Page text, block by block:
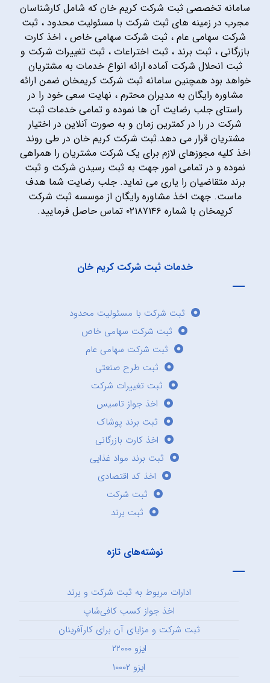
سامانه تخصصی ثبت شرکت کریم خان که شامل کارشناسان
مجرب در زمینه های ثبت شرکت با مسئولیت محدود ، ثبت
شرکت سهامی عام ، ثبت شرکت سهامی خاص ، اخذ کارت
بازرگانی ، ثبت برند ، ثبت اختراعات ، ثبت تغییرات شرکت و
ثبت انحلال شرکت آماده ارائه انواع خدمات به مشتریان
خواهد بود همچنین سامانه ثبت شرکت کریمخان ضمن ارائه
مشاوره رایگان به مدیران محترم ، نهایت سعی خود را در
راستای جلب رضایت آن ها نموده و تمامی خدمات ثبت
شرکت در را در کمترین زمان و به صورت آنلاین در اختیار
مشتریان قرار می دهد.ثبت شرکت کریم خان در طی روند
اخذ کلیه مجوزهای لازم برای یک شرکت مشتریان را همراهی
نموده و در تمامی امور جهت به ثبت رسیدن شرکت و ثبت
برند متقاضیان را یاری می نماید. جلب رضایت شما هدف
ماست. جهت اخذ مشاوره رایگان از موسسه ثبت شرکت
کریمخان با شماره ۰۲۱۸۷۱۴۶ تماس حاصل فرمایید.
خدمات ثبت شرکت کریم خان
ثبت شرکت با مسئولیت محدود
ثبت شرکت سهامی خاص
ثبت شرکت سهامی عام
ثبت طرح صنعتی
ثبت تغییرات شرکت
اخذ جواز تاسیس
ثبت برند پوشاک
اخذ کارت بازرگانی
ثبت برند مواد غذایی
اخذ کد اقتصادی
ثبت شرکت
ثبت برند
نوشته‌های تازه
ادارات مربوط به ثبت شرکت و برند
اخذ جواز کسب کافی‌شاپ
ثبت شرکت و مزایای آن برای کارآفرینان
ایزو ۲۲۰۰۰
ایزو ۱۰۰۰۲